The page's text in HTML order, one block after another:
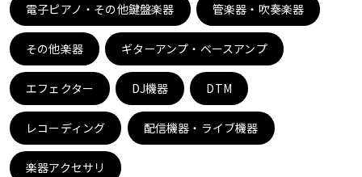
アンプ エフェクター
DJ機器 DTM
DTM オンライン納品
電子ピアノ・その他鍵盤楽器 管楽器・吹奏楽器
その他楽器 ギターアンプ・ベースアンプ
エフェクター DJ機器 DTM
レコーディング 配信機器・ライブ機器
楽器アクセサリ